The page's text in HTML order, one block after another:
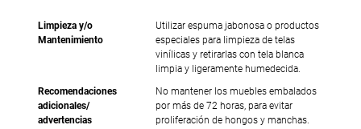
Limpieza y/o
Mantenimiento
Utilizar espuma jabonosa o productos
especiales para limpieza de telas
vinílicas y retirarlas con tela blanca
limpia y ligeramente humedecida.
Recomendaciones
adicionales/
advertencias
No mantener los muebles embalados
por más de 72 horas, para evitar
proliferación de hongos y manchas.